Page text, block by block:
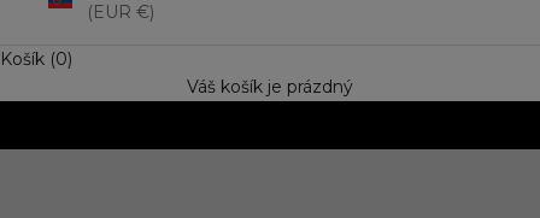
(EUR €)
Košík (0)
Váš košík je prázdný